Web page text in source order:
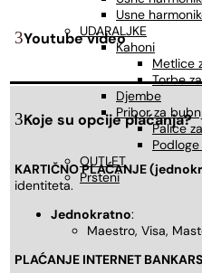
Usne
UDARALJKE
Kahoni
Metlice
Torbe
Djembe
Pribor za
Palice
OUTLET
Prsteni
Youtube video
Koje su opcije plaćanja?
KARTIČNO PLAĆANJE
identiteta.
Jednokratno:
Maestro, Visa,
PLAĆANJE INTERNET